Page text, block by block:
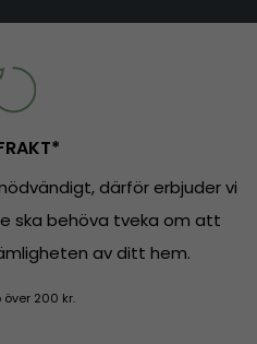
därför erbjuder vi
ska behöva tveka om att
av ditt hem.
över 200 kr.